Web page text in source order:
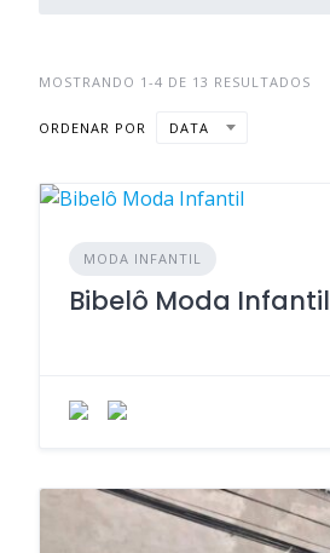
MOSTRANDO 1-4 DE 13 RESULTADOS
ORDENAR POR DATA
MODA INFANTIL
Bibelô Moda Infantil